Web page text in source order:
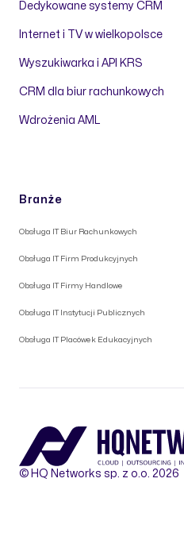
Dedykowane systemy CRM
Internet i TV w wielkopolsce
Wyszukiwarka i API KRS
CRM dla biur rachunkowych
Wdrożenia AML
Branże
Obsługa IT Biur Rachunkowych
Obsługa IT Firm Produkcyjnych
Obsługa IT Firmy Handlowe
Obsługa IT Instytucji Publicznych
Obsługa IT Placówek Edukacyjnych
© HQ Networks sp. z o.o. 2026